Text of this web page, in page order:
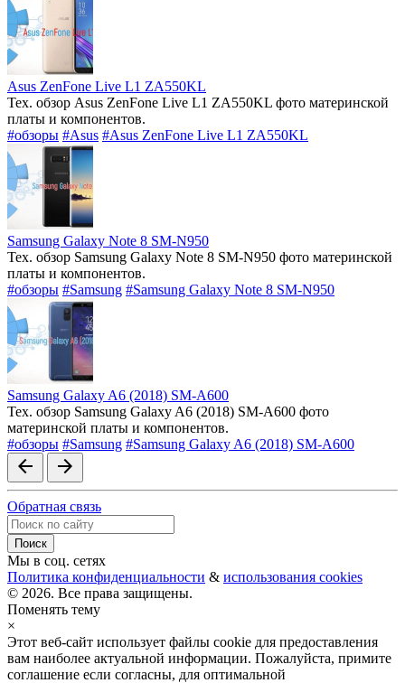
Asus ZenFone Live L1 ZA550KL
Тех. обзор Asus ZenFone Live L1 ZA550KL фото материнской
платы и компонентов.
#обзоры #Asus #Asus ZenFone Live L1 ZA550KL
Samsung Galaxy Note 8 SM-N950
Тех. обзор Samsung Galaxy Note 8 SM-N950 фото материнской
платы и компонентов.
#обзоры #Samsung #Samsung Galaxy Note 8 SM-N950
Samsung Galaxy A6 (2018) SM-A600
Тех. обзор Samsung Galaxy A6 (2018) SM-A600 фото
материнской платы и компонентов.
#обзоры #Samsung #Samsung Galaxy A6 (2018) SM-A600
arrow_back arrow_forward
Обратная связь
Мы в соц. сетях
Политика конфиденциальности & использования cookies
© 2026. Все права защищены.
Поменять тему
×
Этот веб-сайт использует файлы cookie для предоставления
вам наиболее актуальной информации. Пожалуйста, примите
соглашение если согласны, для оптимальной